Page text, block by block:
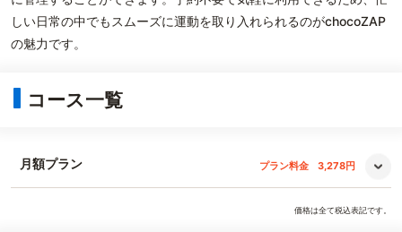
しい日常の中でもスムーズに運動を取り入れられるのがchocoZAP
の魅力です。
コース一覧
月額プラン プラン料金 3,278円
価格は全て税込表記です。